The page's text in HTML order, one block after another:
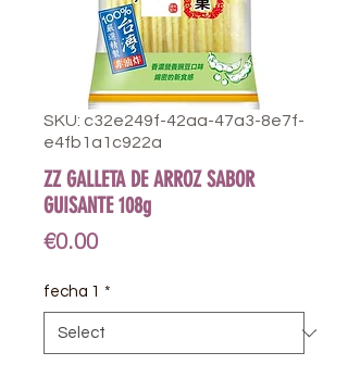
SKU: c32e249f-42aa-47a3-8e7f-
e4fb1a1c922a
ZZ GALLETA DE ARROZ SABOR
GUISANTE 108g
€0.00Price
fecha 1 *